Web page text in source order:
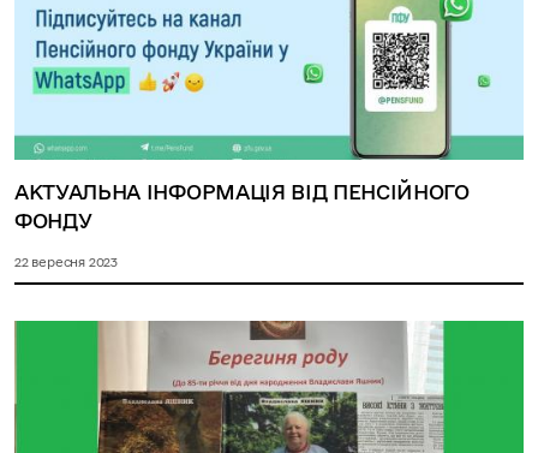
АКТУАЛЬНА ІНФОРМАЦІЯ ВІД ПЕНСІЙНОГО
ФОНДУ
22 вересня 2023